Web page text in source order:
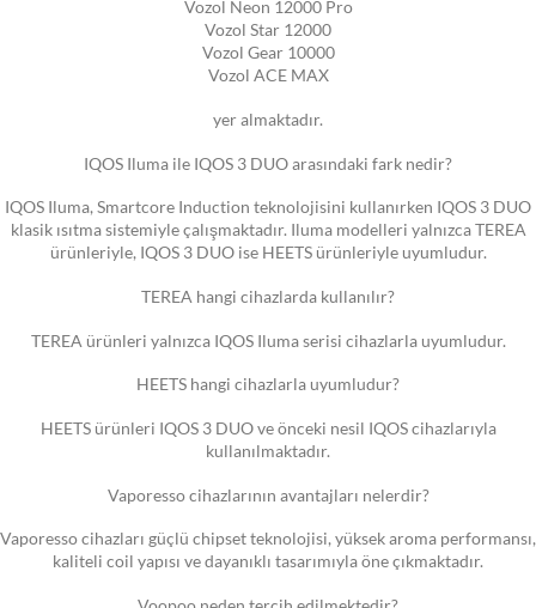
Vozol Neon 12000 Pro
Vozol Star 12000
Vozol Gear 10000
Vozol ACE MAX
yer almaktadır.
IQOS Iluma ile IQOS 3 DUO arasındaki fark nedir?
IQOS Iluma, Smartcore Induction teknolojisini kullanırken IQOS 3 DUO
klasik ısıtma sistemiyle çalışmaktadır. Iluma modelleri yalnızca TEREA
ürünleriyle, IQOS 3 DUO ise HEETS ürünleriyle uyumludur.
TEREA hangi cihazlarda kullanılır?
TEREA ürünleri yalnızca IQOS Iluma serisi cihazlarla uyumludur.
HEETS hangi cihazlarla uyumludur?
HEETS ürünleri IQOS 3 DUO ve önceki nesil IQOS cihazlarıyla
kullanılmaktadır.
Vaporesso cihazlarının avantajları nelerdir?
Vaporesso cihazları güçlü chipset teknolojisi, yüksek aroma performansı,
kaliteli coil yapısı ve dayanıklı tasarımıyla öne çıkmaktadır.